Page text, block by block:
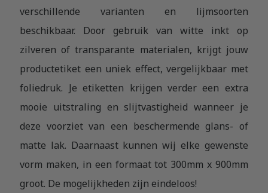
verschillende varianten en lijmsoorten
beschikbaar. Door gebruik van witte inkt op
zilveren of transparante materialen, krijgt jouw
productetiket een uniek effect, vergelijkbaar met
foliedruk. Je etiketten krijgen verder een extra
mooie uitstraling en slijtvastigheid wanneer je
deze voorziet van een beschermende glans- of
matte lak. Daarnaast kunnen wij elke gewenste
vorm maken, in een formaat tot 300mm x 900mm
groot. De mogelijkheden zijn eindeloos!